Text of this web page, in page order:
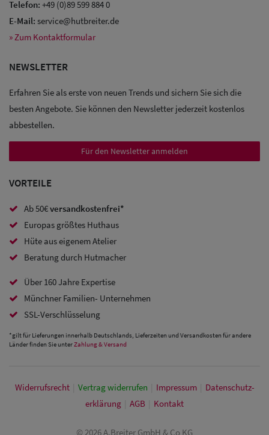
Sale:
Baseball
Sale: Army
Caps
Sale:
Ohrenschutz
Telefon: +49 (0)89 599 884 0
E-Mail: service@hutbreiter.de
» Zum Kontaktformular
NEWSLETTER
Erfahren Sie als erste von neuen Trends und sichern Sie sich die
besten Angebote. Sie können den Newsletter jederzeit kostenlos
abbestellen.
Für den Newsletter anmelden
VORTEILE
Ab 50€versandkostenfrei*
Europas größtes Huthaus
Hüte aus eigenem Atelier
Beratung durch Hutmacher
Über 160 Jahre Expertise
Münchner Familien- Unternehmen
SSL-Verschlüsselung
*gilt für Lieferungen innerhalb Deutschlands, Lieferzeiten und Versandkosten für andere
Länder finden Sie unterZahlung & Versand
Widerrufs­recht Vertrag widerrufen Impressum
Daten­schutz­
erklärung
AGB Kontakt
© 2026 A.Breiter GmbH & Co KG